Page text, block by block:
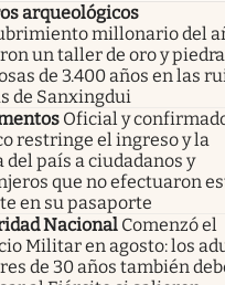
arqueológicos
millonario del
un taller de oro y
de 3.400 años en las
de Sanxingdui
Oficial y
restringe el ingreso y la
del país a ciudadanos y
que no efectuaron
en su pasaporte
Nacional Comenzó el
Militar en agosto: los
de 30 años también